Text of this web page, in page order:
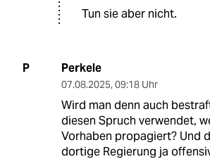
Tun sie aber nicht.
P Perkele
07.08.2025, 09:18 Uhr
Wird man denn auch
diesen Spruch verwendet,
Vorhaben propagiert? Und
dortige Regierung ja